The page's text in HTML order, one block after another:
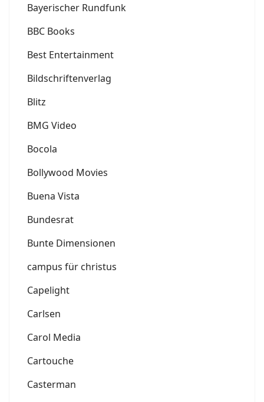
Bayerischer Rundfunk
BBC Books
Best Entertainment
Bildschriftenverlag
Blitz
BMG Video
Bocola
Bollywood Movies
Buena Vista
Bundesrat
Bunte Dimensionen
campus für christus
Capelight
Carlsen
Carol Media
Cartouche
Casterman